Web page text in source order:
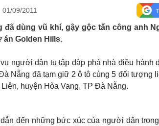
Quân sự - Quốc phòng
Vũ khí
Phân tích
Thể
Thế
Blog
09/2011
đã dùng vũ khí, gậy gộc tấn công anh
Golden Hills.
người dân tụ tập đập phá nhà điều
Nẵng đã tạm giữ 2 ô tô cùng 5 đối tượng
Liên, huyện Hòa Vang, TP Đà Nẵng.
đến những bức xúc của người dân